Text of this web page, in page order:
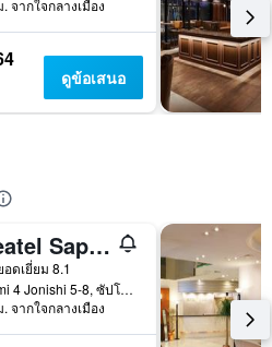
จากใจกลางเมือง
ดูข้อเสนอ
Theatel Sapporo
อดเยี่ยม 8.1
Minami 4 Jonishi 5-8, ซัปโปโร, ญี่ปุ่น
จากใจกลางเมือง